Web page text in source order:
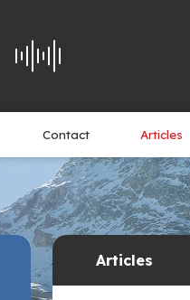
Contact Articles
Articles